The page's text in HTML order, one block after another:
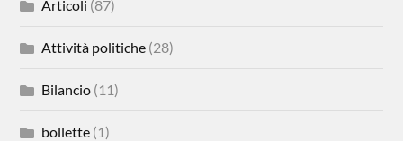
Articoli (87)
Attività politiche (28)
Bilancio (11)
bollette (1)